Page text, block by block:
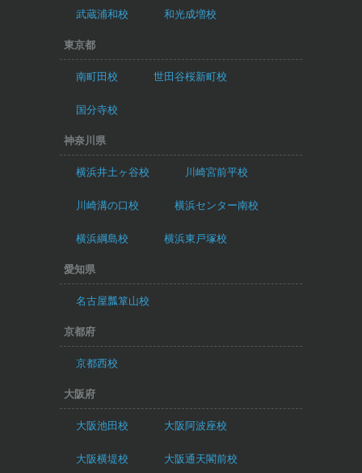
武蔵浦和校 和光成増校
東京都
南町田校 世田谷桜新町校
国分寺校
神奈川県
横浜井土ヶ谷校 川崎宮前平校
川崎溝の口校 横浜センター南校
横浜綱島校 横浜東戸塚校
愛知県
名古屋瓢箪山校
京都府
京都西校
大阪府
大阪池田校 大阪阿波座校
大阪横堤校 大阪通天閣前校